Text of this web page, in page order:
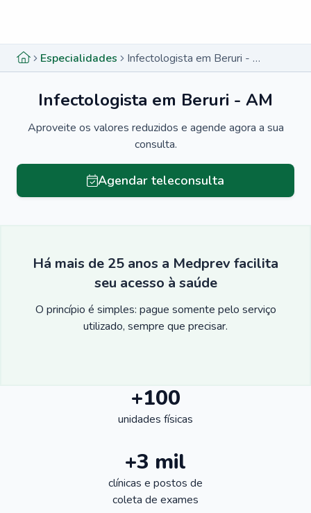
Especialidades Infectologista em Beruri - AM
Infectologista em Beruri - AM
Aproveite os valores reduzidos e agende agora a sua
consulta.
Agendar teleconsulta
Há mais de 25 anos a Medprev facilita
seu acesso à saúde
O princípio é simples: pague somente pelo serviço
utilizado, sempre que precisar.
+100
unidades físicas
+3 mil
clínicas e postos de
coleta de exames